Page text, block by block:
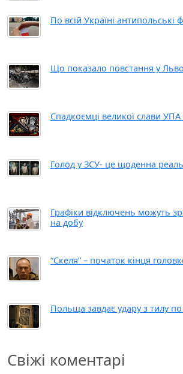
По всій Україні
Що показало повстання у
Спадкоємці великої слави
Голод у ЗСУ- це щоденна
Графіки відключень можуть
на добу
“Скеля” – початок кінця
Польща завдає удару з тилу
Свіжі коментарі